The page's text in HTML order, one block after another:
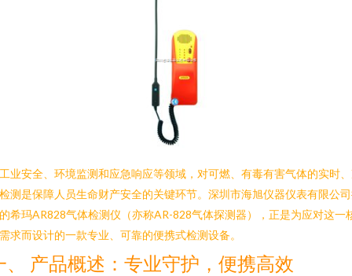
业安全、环境监测和应急响应等领域，对可燃、有毒有害气体的实时
测是保障人员生命财产安全的关键环节。深圳市海旭仪器仪表有限公
希玛AR828气体检测仪（亦称AR-828气体探测器），正是为应对这一
求而设计的一款专业、可靠的便携式检测设备。
、 产品概述：专业守护，便携高效